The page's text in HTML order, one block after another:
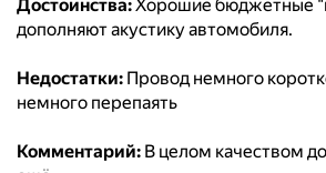
Достоинства:Хорошие бюджетные
дополняют акустику автомобиля.
Недостатки: Провод немного
немного перепаять
Комментарий: В целом качеством